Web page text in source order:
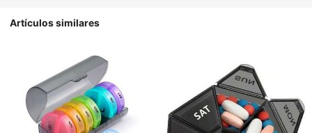
Artículos similares